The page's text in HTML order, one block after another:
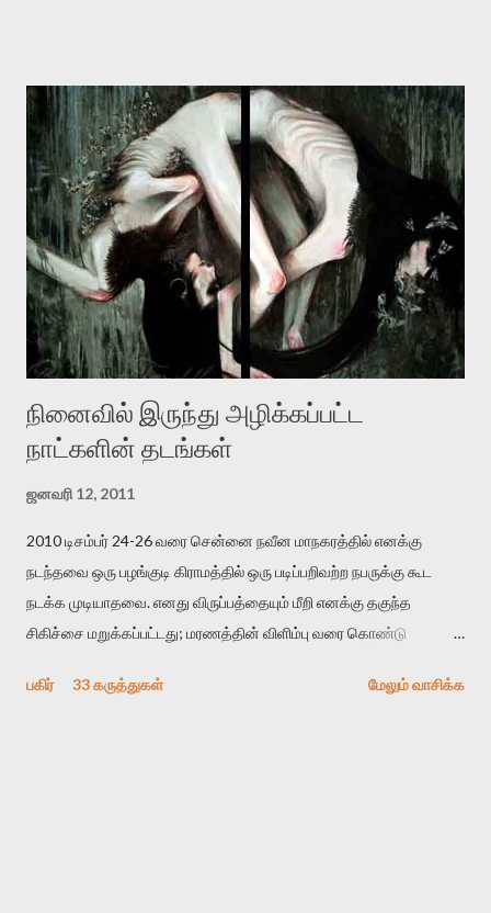
தனது இணையதளத்திலே தொடர்ந்து பதிவு செய்கிறார். உயிர்மை
இன்னும் சில வருடங்களுக்கு தனக்கு எதிராக எழுத்தாளர்களை ஏவி
விட்டபடி இருக்கும் என்று ஒரு அச்சத்தை வெளிப்படுத்தியபடி
இருக்கிறார். அவர் கடுமையான பாதுகாப்பின்மை மனநிலையில் உள்ளார்.
உயிர்மை அவரை தாக்க உத்தேசித்தாலும் இல்லை என்றாலும்
ஜெயமோகன் அந்த பிரமையால் தொடர்ந்து அச்சுறுத்தலுக்கு உள்ளாகி
உள்ளார். உங்களை பற்றின இந்த தாக்குதல் கூட இதன் வெளிப்பாடு தான்”.
உண்மையே! ராக்கி படத்தில் குத்துச்சண்டை வீரராக வரும் சில்வெஸ்டர்
ஓரிடத்தில் சொல்வார்: ...
நினைவில் இருந்து அழிக்கப்பட்ட
நாட்களின் தடங்கள்
ஜனவரி 12, 2011
2010 டிசம்பர் 24-26 வரை சென்னை நவீன மாநகரத்தில் எனக்கு
நடந்தவை ஒரு பழங்குடி கிராமத்தில் ஒரு படிப்பறிவற்ற நபருக்கு கூட
நடக்க முடியாதவை. எனது விருப்பத்தையும் மீறி எனக்கு தகுந்த
சிகிச்சை மறுக்கப்பட்டது; மரணத்தின் விளிம்பு வரை கொண்டு
பகிர்
33 கருத்துகள் மேலும் வாசிக்க